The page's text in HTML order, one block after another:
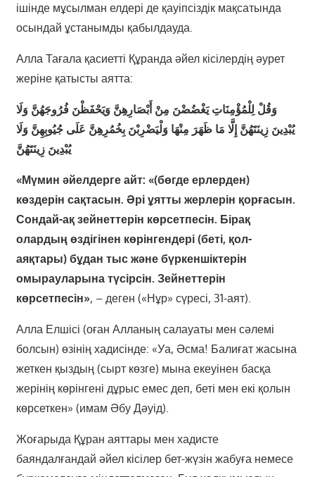
ішінде мұсылман елдері де қауіпсіздік мақсатында
осындай ұстанымды қабылдауда.
Алла Тағала қасиетті Құранда әйел кісілердің әурет
жеріне қатысты аятта:
وَقُلْ لِلْمُؤْمِنَاتِ يَغْضُضْنَ مِنْ أَبْصَارِهِنَّ وَيَحْفَظْنَ فُرُوجَهُنَّ وَلَا
يُبْدِينَ زِينَتَهُنَّ إِلَّا مَا ظَهَرَ مِنْهَا وَلْيَضْرِبْنَ بِخُمُرِهِنَّ عَلَى جُيُوبِهِنَّ وَلَا
يُبْدِينَ زِينَتَهُنَّ
«Мүмин әйелдерге айт: «(бөгде ерлерден)
көздерін сақтасын. Әрі ұятты жерлерін қорғасын.
Сондай-ақ зейнеттерін көрсетпесін. Бірақ
олардың өздігінен көрінгендері (беті, қол-
аяқтары) бұдан тыс және бүркеншіктерін
омырауларына түсірсін. Зейнеттерін
көрсетпесін», – деген («Нұр» сүресі, 31-аят).
Алла Елшісі (оған Алланың салауаты мен сәлемі
болсын) өзінің хадисінде: «Уа, Әсма! Балиғат жасына
жеткен қыздың (сырт көзге) мына екеуінен басқа
жерінің көрінгені дұрыс емес деп, беті мен екі қолын
көрсеткен» (имам Әбу Дәуід).
Жоғарыда Құран аяттары мен хадисте
баяндалғандай әйел кісілер бет-жүзін жабуға немесе